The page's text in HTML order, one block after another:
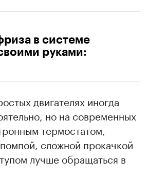
в системе
руками:
двигателях иногда
но на современных
термостатом,
сложной прокачкой
лучше обращаться в